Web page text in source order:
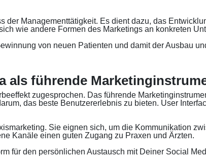
der Managementtätigkeit. Es dient dazu, das
wie andere Formen des Marketings an konkreten
von neuen Patienten und damit der Ausbau
als führende
zugesprochen. Das führende
das beste Benutzererlebnis zu bieten. User
Sie eignen sich, um die Kommunikation
Kanäle einen guten Zugang zu Praxen und Ärzten.
für den persönlichen Austausch mit Deiner Social